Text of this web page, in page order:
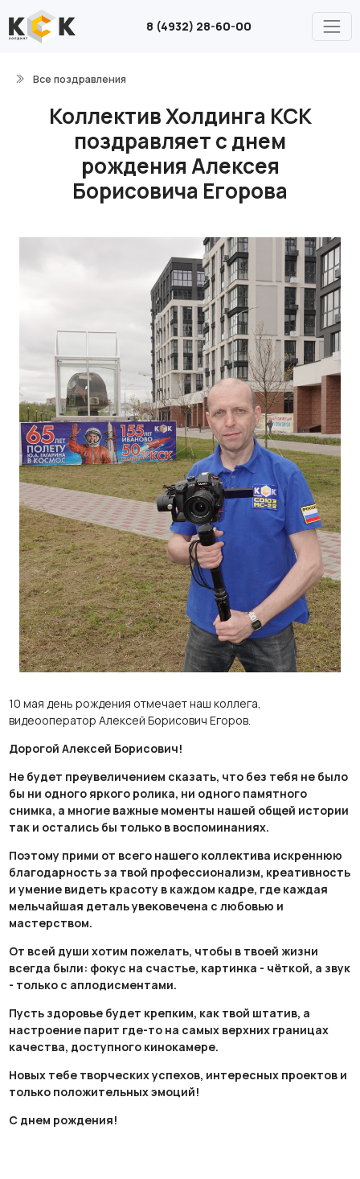
8 (4932) 28-60-00
Все поздравления
Коллектив Холдинга КСК
поздравляет с днем
рождения Алексея
Борисовича Егорова
10 мая день рождения отмечает наш коллега,
видеооператор Алексей Борисович Егоров.
Дорогой Алексей Борисович!
Не будет преувеличением сказать, что без тебя не было
бы ни одного яркого ролика, ни одного памятного
снимка, а многие важные моменты нашей общей истории
так и остались бы только в воспоминаниях.
Поэтому прими от всего нашего коллектива искреннюю
благодарность за твой профессионализм, креативность
и умение видеть красоту в каждом кадре, где каждая
мельчайшая деталь увековечена с любовью и
мастерством.
От всей души хотим пожелать, чтобы в твоей жизни
всегда были: фокус на счастье, картинка - чёткой, а звук
- только с аплодисментами.
Пусть здоровье будет крепким, как твой штатив, а
настроение парит где-то на самых верхних границах
качества, доступного кинокамере.
Новых тебе творческих успехов, интересных проектов и
только положительных эмоций!
С днем рождения!